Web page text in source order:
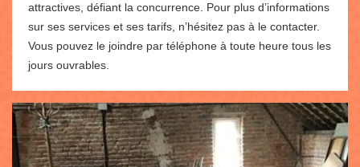
attractives, défiant la concurrence. Pour plus d’informations
sur ses services et ses tarifs, n’hésitez pas à le contacter.
Vous pouvez le joindre par téléphone à toute heure tous les
jours ouvrables.